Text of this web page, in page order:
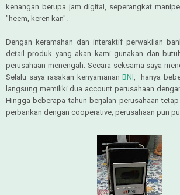
kenangan berupa jam digital, seperangkat
"heem, keren kan".
Dengan keramahan dan interaktif perwakilan
detail produk yang akan kami gunakan dan
perusahaan menengah. Secara seksama saya
Selalu saya rasakan kenyamanan BNI, hanya
langsung memiliki dua account perusahaan
Hingga beberapa tahun berjalan perusahaan
perbankan dengan cooperative, perusahaan pun